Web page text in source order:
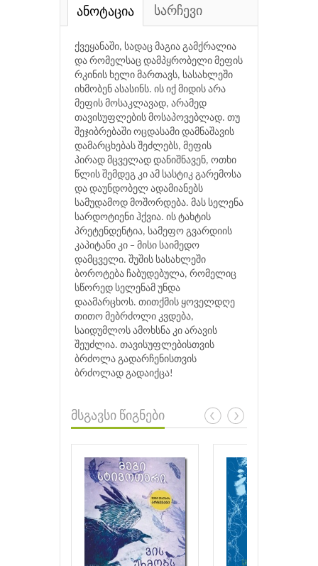
ანოტაცია სარჩევი
ქვეყანაში, სადაც მაგია გამქრალია
და რომელსაც დამპყრობელი მეფის
რკინის ხელი მართავს, სასახლეში
იხმობენ ასასინს. ის იქ მიდის არა
მეფის მოსაკლავად, არამედ
თავისუფლების მოსაპოვებლად. თუ
შეჯიბრებაში ოცდასამი დამნაშავის
დამარცხებას შეძლებს, მეფის
პირად მცველად დანიშნავენ, ოთხი
წლის შემდეგ კი ამ სასტიკ გარემოსა
და დაუნდობელ ადამიანებს
სამუდამოდ მოშორდება. მას სელენა
სარდოტიენი ჰქვია. ის ტახტის
პრეტენდენტია, სამეფო გვარდიის
კაპიტანი კი − მისი საიმედო
დამცველი. შუშის სასახლეში
ბოროტება ჩაბუდებულა, რომელიც
სწორედ სელენამ უნდა
დაამარცხოს. თითქმის ყოველდღე
თითო მებრძოლი კვდება,
საიდუმლოს ამოხსნა კი არავის
შეუძლია. თავისუფლებისთვის
ბრძოლა გადარჩენისთვის
ბრძოლად გადაიქცა!
მსგავსი წიგნები